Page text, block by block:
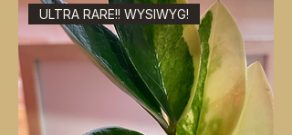
ULTRA RARE!! WYSIWYG!